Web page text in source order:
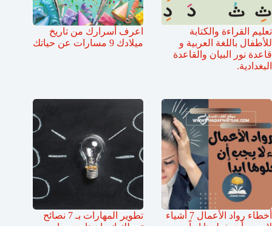
تعليم القراءة والكتابة
للأطفال باللغة العربية و
قاعدة نور البيان والقاعدة
البغدادية.
اعرف أسرارك من تاريخ
ميلادك 9 مسارات عن حياتك
أخطاء رواد الأعمال 7 أشياء
تطوير المهارات بـ 7 نصائح